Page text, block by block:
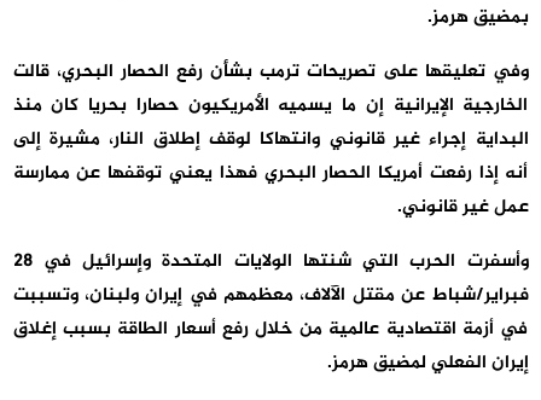
بمضيق هرمز.
وفي تعليقها على تصريحات ترمب بشأن رفع الحصار البحري، قالت
الخارجية الإيرانية إن ما يسميه الأمريكيون حصارا بحريا كان منذ
البداية إجراء غير قانوني وانتهاكا لوقف إطلاق النار، مشيرة إلى
أنه إذا رفعت أمريكا الحصار البحري فهذا يعني توقفها عن ممارسة
عمل غير قانوني.
وأسفرت الحرب التي شنتها الولايات المتحدة وإسرائيل في 28
فبراير/شباط عن مقتل الآلاف، معظمهم في إيران ولبنان، وتسببت
في أزمة اقتصادية عالمية من خلال رفع أسعار الطاقة بسبب إغلاق
إيران الفعلي لمضيق هرمز.